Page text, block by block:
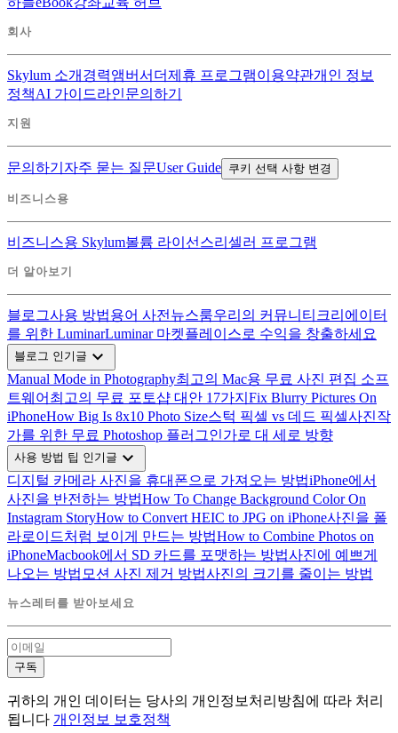
회사
Skylum 소개 경력앰버서더제휴 프로그램이용약관개인 정보
정책AI 가이드라인문의하기
지원
문의하기 자주 묻는 질문User Guide 쿠키 선택 사항 변경
비즈니스용
비즈니스용 Skylum볼륨 라이선스리셀러 프로그램
더 알아보기
블로그사용 방법용어 사전 뉴스룸우리의 커뮤니티 크리에이터
를 위한 LuminarLuminar 마켓플레이스로 수익을 창출하세요
블로그 인기글 expand_more
Manual Mode in Photography최고의 Mac용 무료 사진 편집 소프
트웨어 최고의 무료 포토샵 대안 17가지 Fix Blurry Pictures On
iPhoneHow Big Is 8x10 Photo Size스턱 픽셀 vs 데드 픽셀사진작
가를 위한 무료 Photoshop 플러그인가로 대 세로 방향
사용 방법 팁 인기글 expand_more
디지털 카메라 사진을 휴대폰으로 가져오는 방법iPhone에서
사진을 반전하는 방법How To Change Background Color On
Instagram StoryHow to Convert HEIC to JPG on iPhone사진을 폴
라로이드처럼 보이게 만드는 방법How to Combine Photos on
iPhoneMacbook에서 SD 카드를 포맷하는 방법사진에 예쁘게
나오는 방법 모션 사진 제거 방법사진의 크기를 줄이는 방법
뉴스레터를 받아보세요
구독
귀하의 개인 데이터는 당사의 개인정보처리방침에 따라 처리
됩니다 개인정보 보호정책